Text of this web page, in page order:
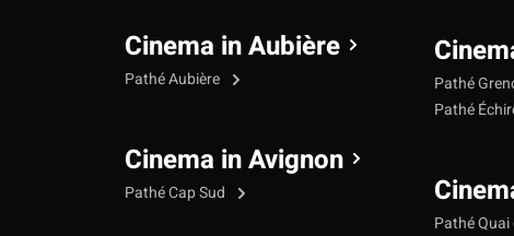
Cinema in Aubière
Pathé Aubière
Cinema in Avignon
Pathé Cap Sud
Pathé
Pathé
Pathé